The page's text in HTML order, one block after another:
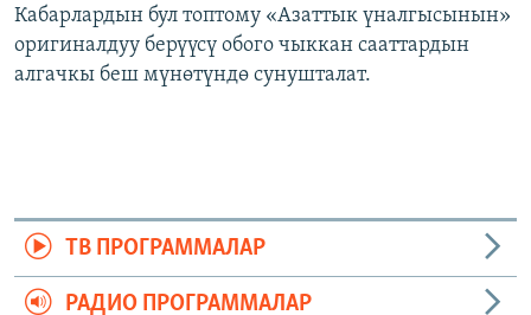
Кабарлардын бул топтому «Азаттык үналгысынын»
оригиналдуу берүүсү обого чыккан сааттардын
алгачкы беш мүнөтүндө сунушталат.
ТВ ПРОГРАММАЛАР
РАДИО ПРОГРАММАЛАР